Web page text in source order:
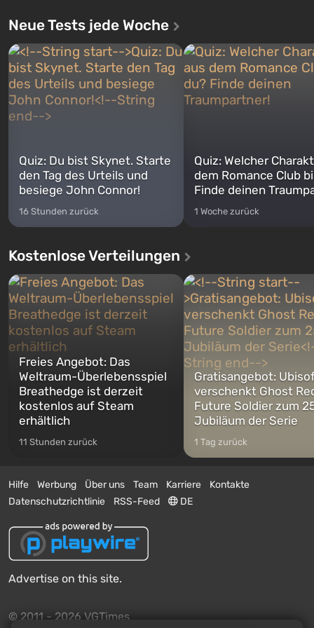
Neue Tests jede Woche
Quiz: Du bist Skynet. Starte
den Tag des Urteils und
besiege John Connor!
16 Stunden zurück
Quiz: Welcher
dem Romance Club
Finde deinen
1 Woche zurück
Kostenlose Verteilungen
Freies Angebot: Das
Weltraum-Überlebensspiel
Breathedge ist derzeit
kostenlos auf Steam
erhältlich
11 Stunden zurück
Gratisangebot:
verschenkt Ghost
Future Soldier zum
Jubiläum der Serie
1 Tag zurück
Hilfe Werbung Über uns Team Karriere
Kontakte
Datenschutzrichtlinie
RSS-Feed DE
Advertise on this site.
© 2011 - 2026 VGTimes